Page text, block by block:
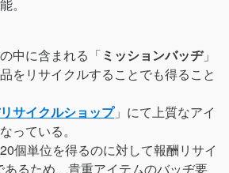
。
中に含まれる「ミッションバッヂ」
をリサイクルすることでも得ること
サイクルショップ」にて上質なアイ
っている。
個単位を得るのに対して報酬リサイ
あるため、貴重アイテムのバッヂ要